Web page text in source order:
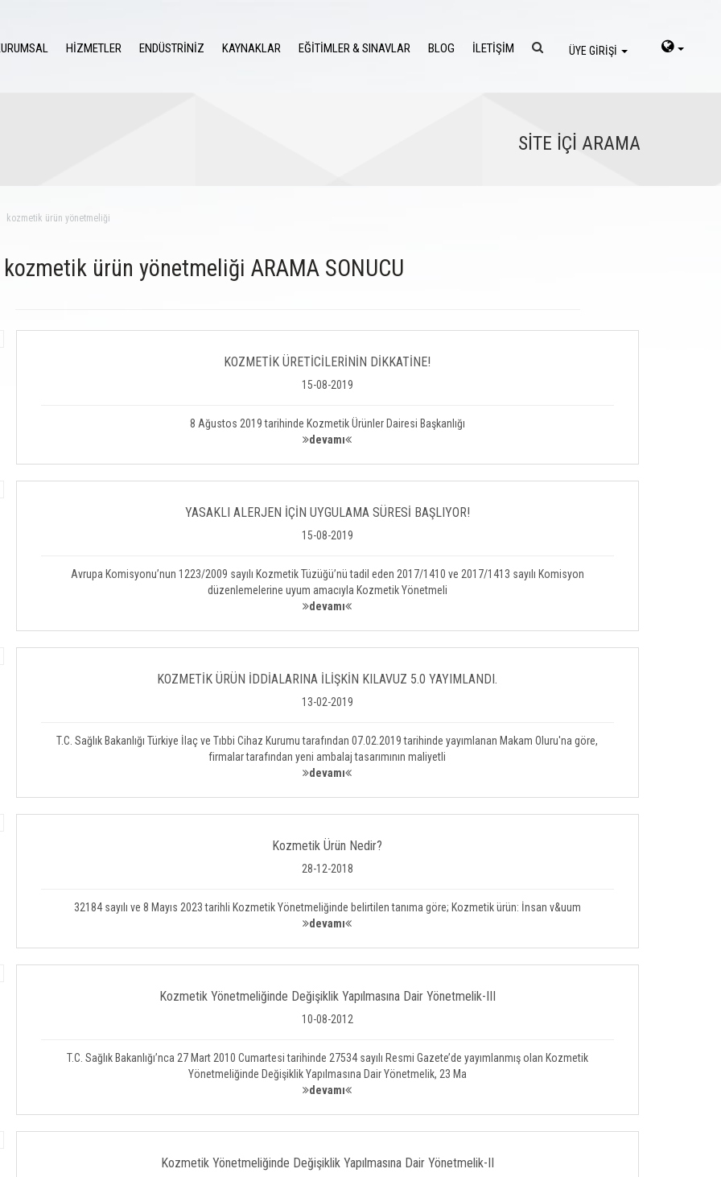
HİZMETLER ENDÜSTRİNİZ KAYNAKLAR EĞİTİMLER & SINAVLAR BLOG İLETİŞİM ÜYE GİRİŞİ
SİTE İÇİ ARAMA
kozmetik ürün yönetmeliği
kozmetik ürün yönetmeliği ARAMA SONUCU
KOZMETİK ÜRETİCİLERİNİN DİKKATİNE!
15-08-2019
8 Ağustos 2019 tarihinde Kozmetik Ürünler Dairesi Başkanlığı
devamı
YASAKLI ALERJEN İÇİN UYGULAMA SÜRESİ BAŞLIYOR!
15-08-2019
Avrupa Komisyonu’nun 1223/2009 sayılı Kozmetik Tüzüğü’nü tadil eden 2017/1410 ve 2017/1413 sayılı Komisyon
düzenlemelerine uyum amacıyla Kozmetik Yönetmeli
devamı
KOZMETİK ÜRÜN İDDİALARINA İLİŞKİN KILAVUZ 5.0 YAYIMLANDI.
13-02-2019
T.C. Sağlık Bakanlığı Türkiye İlaç ve Tıbbi Cihaz Kurumu tarafından 07.02.2019 tarihinde yayımlanan Makam Oluru'na göre,
firmalar tarafından yeni ambalaj tasarımının maliyetli
devamı
Kozmetik Ürün Nedir?
28-12-2018
32184 sayılı ve 8 Mayıs 2023 tarihli Kozmetik Yönetmeliğinde belirtilen tanıma göre; Kozmetik ürün: İnsan v&uum
devamı
Kozmetik Yönetmeliğinde Değişiklik Yapılmasına Dair Yönetmelik-III
10-08-2012
T.C. Sağlık Bakanlığı’nca 27 Mart 2010 Cumartesi tarihinde 27534 sayılı Resmi Gazete’de yayımlanmış olan Kozmetik
Yönetmeliğinde Değişiklik Yapılmasına Dair Yönetmelik, 23 Ma
devamı
Kozmetik Yönetmeliğinde Değişiklik Yapılmasına Dair Yönetmelik-II